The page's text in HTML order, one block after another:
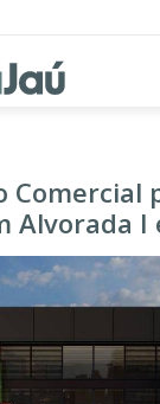
Comercial
Alvorada I